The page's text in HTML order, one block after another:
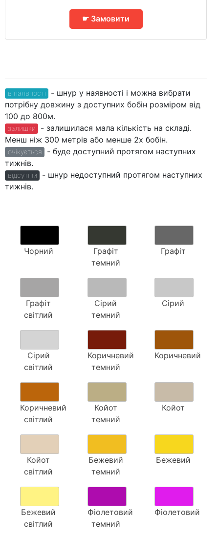
☛ Замовити
в наявності
- шнур у наявності і можна вибрати
потрібну довжину з доступних бобін розміром від
100 до 800м.
залишки
- залишилася мала кількість на складі.
Менш ніж 300 метрів або менше 2х бобін.
очікується
- буде доступний протягом наступних
тижнів.
відсутній
- шнур недоступний протягом наступних
тижнів.
Чорний
Графіт
темний
Графіт
Графіт
світлий
Сірий
темний
Сірий
Сірий
світлий
Коричневий
темний
Коричневий
Коричневий
світлий
Койот
темний
Койот
Койот
світлий
Бежевий
темний
Бежевий
Бежевий
світлий
Фіолетовий
темний
Фіолетовий